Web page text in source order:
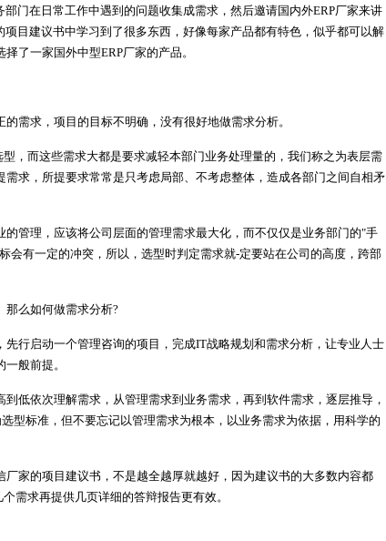
门在日常工作中遇到的问题收集成需求，然后邀请国内外ERP厂家来讲
目建议书中学习到了很多东西，好像每家产品都有特色，似乎都可以解
了一家国外中型ERP厂家的产品。
求，项目的目标不明确，没有很好地做需求分析。
而这些需求大都是要求减轻本部门业务处理量的，我们称之为表层需
求，所提要求常常是只考虑局部、不考虑整体，造成各部门之间自相矛
管理，应该将公司层面的管理需求最大化，而不仅仅是业务部门的"手
会有一定的冲突，所以，选型时判定需求就-定要站在公司的高度，跨部
么如何做需求分析?
行启动一个管理咨询的项目，完成IT战略规划和需求分析，让专业人士
般前提。
依次理解需求，从管理需求到业务需求，再到软件需求，逐层推导，
型标准，但不要忘记以管理需求为根本，以业务需求为依据，用科学的
家的项目建议书，不是越全越厚就越好，因为建议书的大多数内容都
需求再提供几页详细的答辩报告更有效。